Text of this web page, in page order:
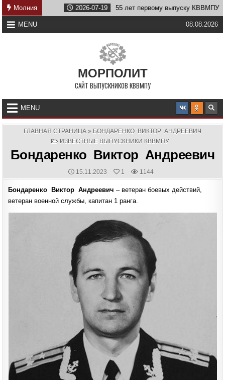
Skip
to
content
Молния
2026-07-19 55 лет первому выпуску КВВМПУ 2026-
MENU 08.08.2026
МОРПОЛИТ
САЙТ ВЫПУСКНИКОВ КВВМПУ
MENU
ГЛАВНАЯ СТРАНИЦА » БОНДАРЕНКО ВИКТОР АНДРЕЕВИЧ
POSTED
ИЗВЕСТНЫЕ ВЫПУСКНИКИ КВВМПУ
Бондаренко Виктор Андреевич
PUBLISHED
DATE:
15.11.2023 1 1144
Бондаренко Виктор Андреевич – ветеран боевых действий,
ветеран военной службы, капитан 1 ранга.